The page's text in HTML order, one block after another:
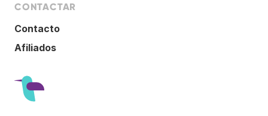
CONTACTAR
Contacto
Afiliados